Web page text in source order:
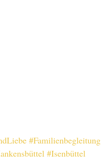
#Familienbegleitung
#Isenbüttel